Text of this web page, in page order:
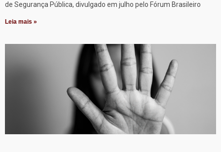
de Segurança Pública, divulgado em julho pelo Fórum Brasileiro
Leia mais »